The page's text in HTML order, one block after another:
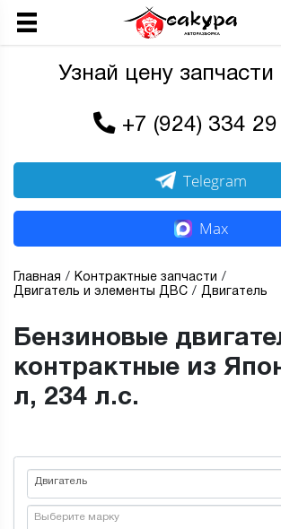
Узнай цену запчасти
+7 (924) 334
Telegram
Max
Главная
Контрактные запчасти
Двигатель и элементы ДВС
Двигатель
Бензиновые
контрактные из
л, 234 л.с.
Двигатель
Выберите марку